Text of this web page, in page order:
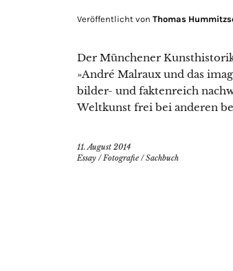
Veröffentlicht von Thomas
Der Münchener
»André Malraux und das
bilder- und faktenreich
Weltkunst frei bei anderen
11. August 2014
Essay / Fotografie /Sachbuch